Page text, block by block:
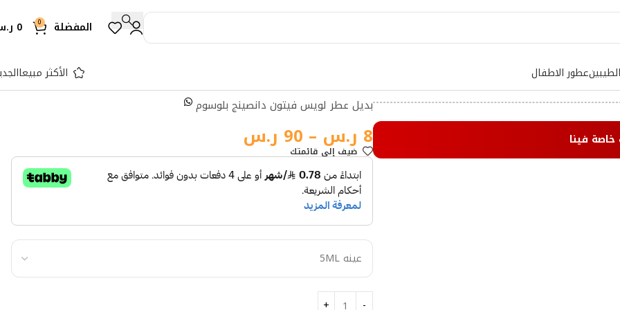
المفضلة 0
0
عطور الاطفال الأكثر مبيعا
خاصة فينا
بديل عطر لويس فيتون دانصينج بلوسوم
8 ر.س –
90 ر.س ضيف إلي قائمتك